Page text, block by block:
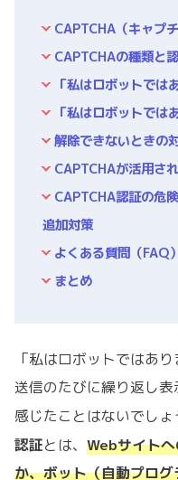
CAPTCHA（キャプ
CAPTCHAの種類と
「私はロボットでは
「私はロボットで
解除できないときの
CAPTCHAが活用さ
CAPTCHA認証の危
追加対策
よくある質問（FAQ）
まとめ
「私はロボットではあ
送信のたびに繰り返し
感じたことはないでしょ
認証とは、 Webサイト
か、ボット（自動プロ